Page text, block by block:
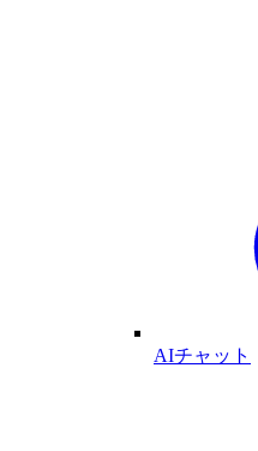
AIチャット